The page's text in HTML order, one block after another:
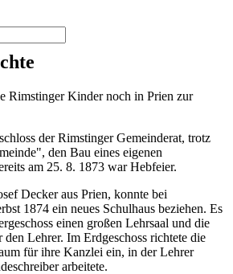
Rimstinger Kinder noch in Prien zur
der Rimstinger Gemeinderat, trotz
den Bau eines eigenen
am 25. 8. 1873 war Hebfeier.
Decker aus Prien, konnte bei
1874 ein neues Schulhaus beziehen. Es
einen großen Lehrsaal und die
Lehrer. Im Erdgeschoss richtete die
für ihre Kanzlei ein, in der Lehrer
arbeitete.